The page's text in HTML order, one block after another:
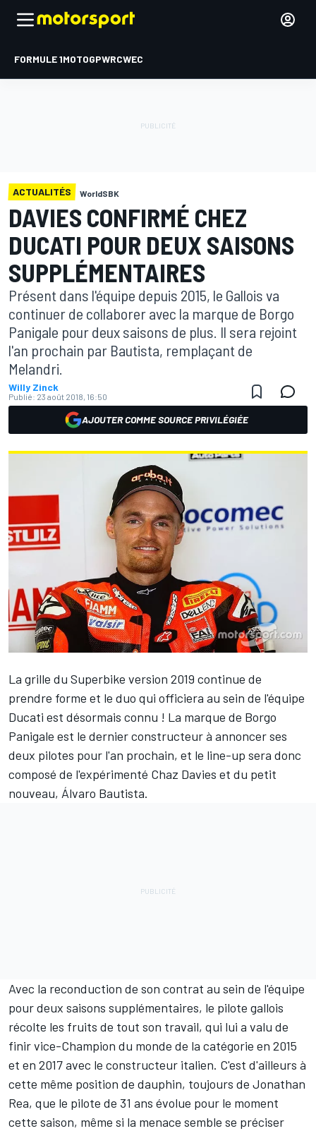
FORMULE 1MOTOGPWRCWEC
ACTUALITÉS WorldSBK
DAVIES CONFIRMÉ CHEZ
DUCATI POUR DEUX SAISONS
SUPPLÉMENTAIRES
Présent dans l'équipe depuis 2015, le Gallois va
continuer de collaborer avec la marque de Borgo
Panigale pour deux saisons de plus. Il sera rejoint
l'an prochain par Bautista, remplaçant de
Melandri.
Willy Zinck
Publié: 23 août 2018, 16:50
AJOUTER COMME SOURCE PRIVILÉGIÉE
La grille du Superbike version 2019 continue de
prendre forme et le duo qui officiera au sein de l'équipe
Ducati est désormais connu ! La marque de Borgo
Panigale est le dernier constructeur à annoncer ses
deux pilotes pour l'an prochain, et le line-up sera donc
composé de l'expérimenté Chaz Davies et du petit
nouveau, Álvaro Bautista.
Avec la reconduction de son contrat au sein de l'équipe
pour deux saisons supplémentaires, le pilote gallois
récolte les fruits de tout son travail, qui lui a valu de
finir vice-Champion du monde de la catégorie en 2015
et en 2017 avec le constructeur italien. C'est d'ailleurs à
cette même position de dauphin, toujours de Jonathan
Rea, que le pilote de 31 ans évolue pour le moment
cette saison, même si la menace semble se préciser